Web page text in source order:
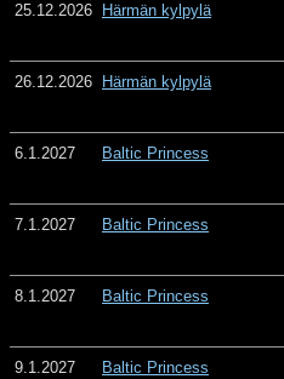
25.12.2026 Härmän kylpylä
26.12.2026 Härmän kylpylä
6.1.2027 Baltic Princess
7.1.2027 Baltic Princess
8.1.2027 Baltic Princess
9.1.2027 Baltic Princess